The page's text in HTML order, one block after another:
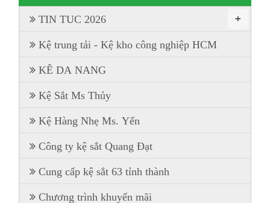
+
TIN TUC 2026
Kệ trung tải - Kệ kho công nghiệp HCM
KÊ DA NANG
Kệ Sắt Ms Thủy
Kệ Hàng Nhẹ Ms. Yến
Công ty kệ sắt Quang Đạt
Cung cấp kệ sắt 63 tỉnh thành
Chương trình khuyến mãi